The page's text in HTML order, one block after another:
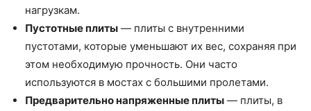
нагрузкам.
Пустотные плиты — плиты с внутренними
пустотами, которые уменьшают их вес, сохраняя при
этом необходимую прочность. Они часто
используются в мостах с большими пролетами.
Предварительно напряженные плиты — плиты, в